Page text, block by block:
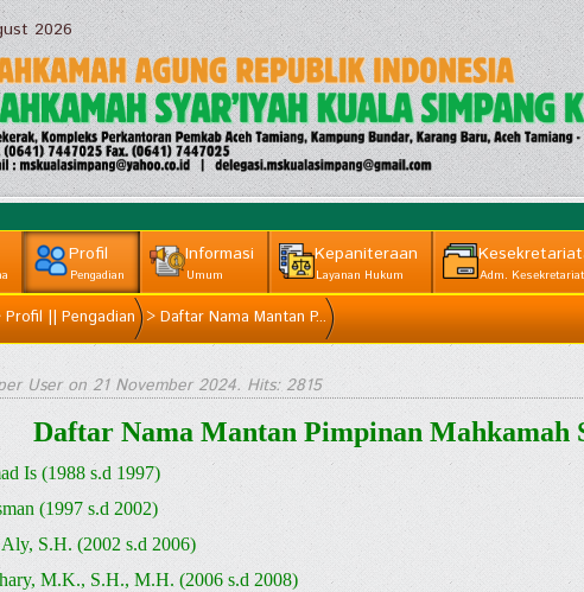
2026
Profil
Pengadian
Informasi
Umum
Kepaniteraan
Layanan Hukum Adm.
Profil || Pengadian >Daftar Nama Mantan P...
User on 21 November 2024. Hits: 2815
Daftar Nama Mantan Pimpinan Mahkamah
Is (1988 s.d 1997)
(1997 s.d 2002)
S.H. (2002 s.d 2006)
M.K., S.H., M.H. (2006 s.d 2008)